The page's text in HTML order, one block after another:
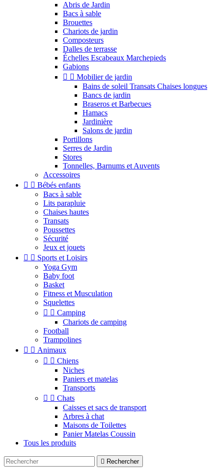
Abris de Jardin
Bacs à sable
Brouettes
Chariots de jardin
Composteurs
Dalles de terrasse
Échelles Escabeaux Marchepieds
Gabions
  Mobilier de jardin
Bains de soleil Transats Chaises longues
Bancs de jardin
Braseros et Barbecues
Hamacs
Jardinière
Salons de jardin
Portillons
Serres de Jardin
Stores
Tonnelles, Barnums et Auvents
Accessoires
  Bébés enfants
Bacs à sable
Lits parapluie
Chaises hautes
Transats
Poussettes
Sécurité
Jeux et jouets
  Sports et Loisirs
Yoga Gym
Baby foot
Basket
Fitness et Musculation
Squelettes
  Camping
Chariots de camping
Football
Trampolines
  Animaux
  Chiens
Niches
Paniers et matelas
Transports
  Chats
Caisses et sacs de transport
Arbres à chat
Maisons de Toilettes
Panier Matelas Coussin
Tous les produits
 Rechercher